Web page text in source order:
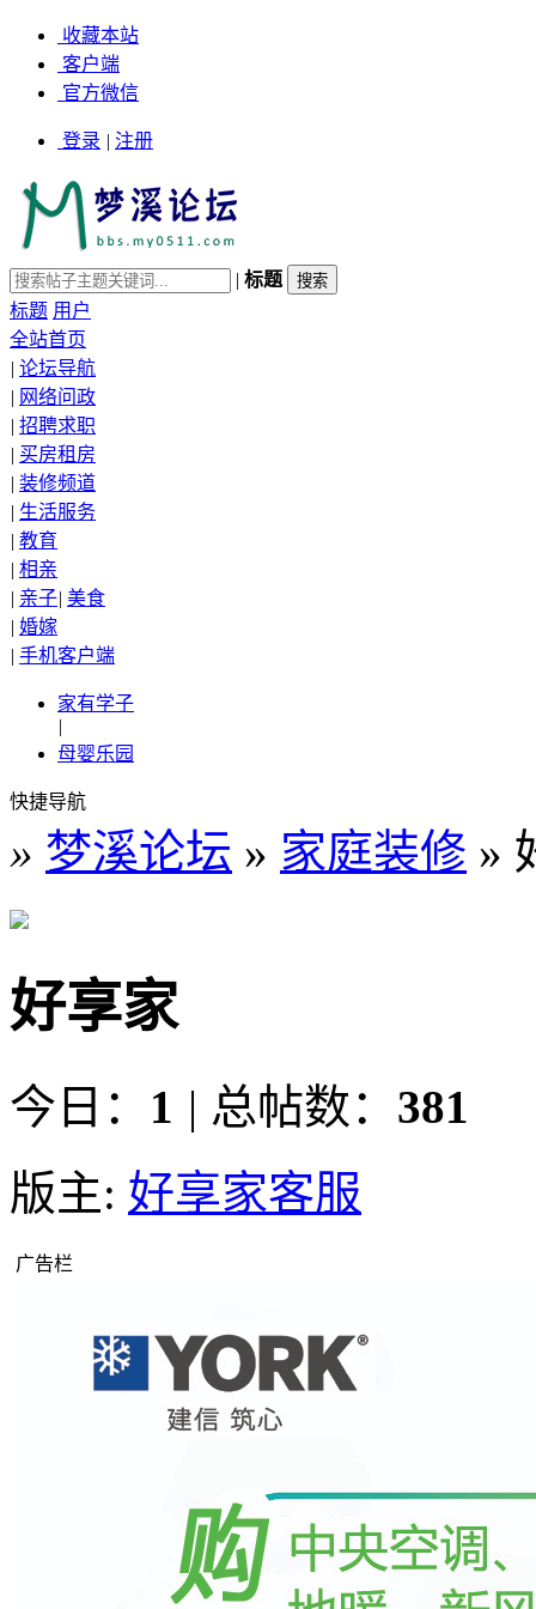
收藏本站
客户端
官方微信
登录 | 注册
| 标题
标题 用户
全站首页
| 论坛导航
| 网络问政
| 招聘求职
| 买房租房
| 装修频道
| 生活服务
| 教育
| 相亲
| 亲子| 美食
| 婚嫁
| 手机客户端
家有学子
|
母婴乐园
快捷导航
» 梦溪论坛 » 家庭装修 »
好享家
今日： 1 | 总帖数： 381
版主: 好享家客服
广告栏